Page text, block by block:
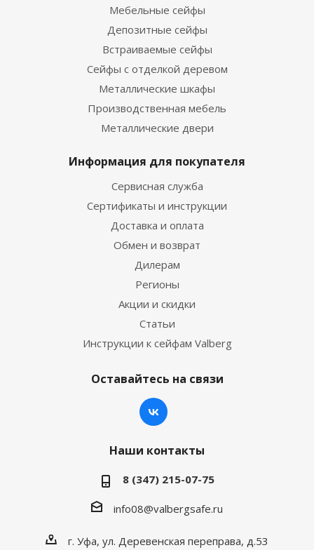
Мебельные сейфы
Депозитные сейфы
Встраиваемые сейфы
Сейфы с отделкой деревом
Металлические шкафы
Производственная мебель
Металлические двери
Информация для покупателя
Сервисная служба
Сертификаты и инструкции
Доставка и оплата
Обмен и возврат
Дилерам
Регионы
Акции и скидки
Статьи
Инструкции к сейфам Valberg
Оставайтесь на связи
Наши контакты
8 (347) 215-07-75
info08@valbergsafe.ru
г. Уфа, ул. Деревенская переправа, д.53